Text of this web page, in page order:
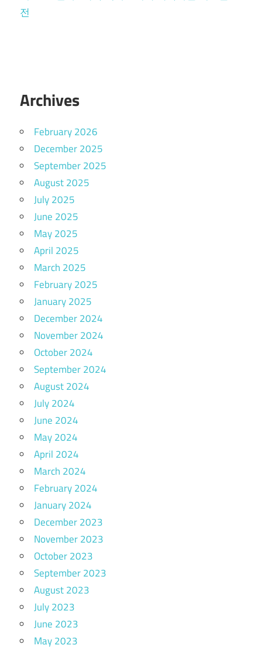
전
Archives
February 2026
December 2025
September 2025
August 2025
July 2025
June 2025
May 2025
April 2025
March 2025
February 2025
January 2025
December 2024
November 2024
October 2024
September 2024
August 2024
July 2024
June 2024
May 2024
April 2024
March 2024
February 2024
January 2024
December 2023
November 2023
October 2023
September 2023
August 2023
July 2023
June 2023
May 2023